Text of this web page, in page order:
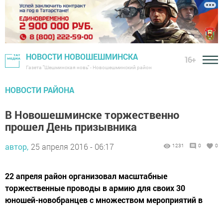
НОВОСТИ НОВОШЕШМИНСКА
Газета "Шешминская новь" - Новошешминский район
16+
НОВОСТИ РАЙОНА
В Новошешминске торжественно
прошел День призывника
автор, 25 апреля 2016 - 06:17 1231 0 0
22 апреля район организовал масштабные
торжественные проводы в армию для своих 30
юношей-новобранцев с множеством мероприятий в